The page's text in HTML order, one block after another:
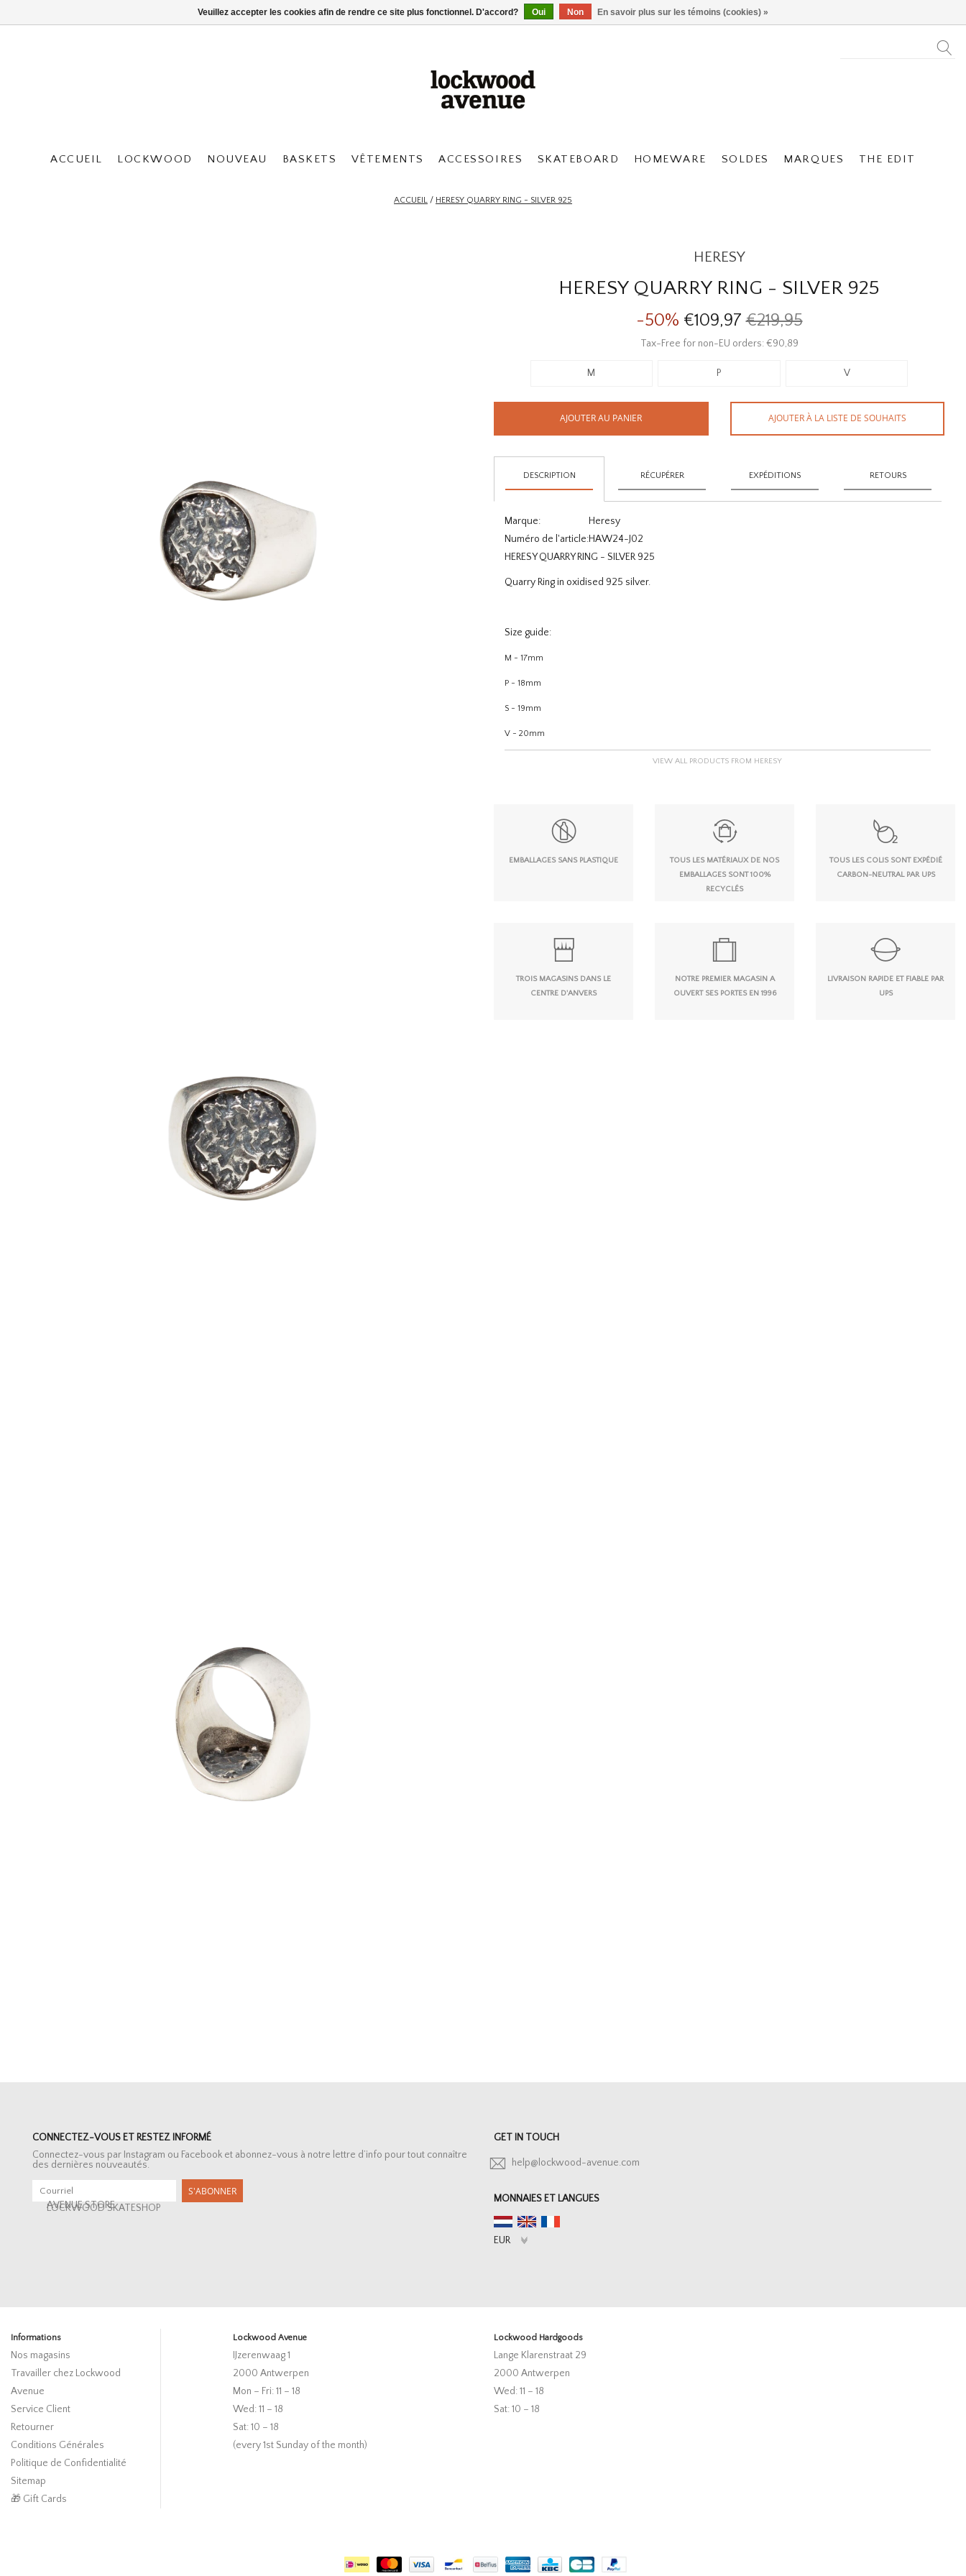
ACCUEIL LOCKWOOD NOUVEAU BASKETS VÊTEMENTS ACCESSOIRES SKATEBOARD HOMEWARE SOLDES MARQUES THE EDIT
ACCUEIL / HERESY QUARRY RING - SILVER 925
HERESY
HERESY QUARRY RING - SILVER 925
-50% €109,97€219,95
Tax-Free for non-EU orders: €90,89
M P V
AJOUTER AU PANIER AJOUTER À LA LISTE DE SOUHAITS
DESCRIPTION RÉCUPÉRER EXPÉDITIONS RETOURS
Marque:
Heresy
Numéro de l'article:HAW24-J02
HERESY QUARRY RING - SILVER 925
Quarry Ring in oxidised 925 silver.
Size guide:
M - 17mm
P - 18mm
S - 19mm
V - 20mm
VIEW ALL PRODUCTS FROM HERESY
EMBALLAGES SANS PLASTIQUE
TOUS LES MATÉRIAUX DE NOS
EMBALLAGES SONT 100%
RECYCLÉS
TOUS LES COLIS SONT EXPÉDIÉ
CARBON-NEUTRAL PAR UPS
TROIS MAGASINS DANS LE
CENTRE D'ANVERS
NOTRE PREMIER MAGASIN A
OUVERT SES PORTES EN 1996
LIVRAISON RAPIDE ET FIABLE PAR
UPS
CONNECTEZ-VOUS ET RESTEZ INFORMÉ
Connectez-vous par Instagram ou Facebook et abonnez-vous à notre lettre d’info pour tout connaître
des dernières nouveautés.
S'ABONNER
AVENUE STORE
LOCKWOOD SKATESHOP
GET IN TOUCH
help@lockwood-avenue.com
MONNAIES ET LANGUES
Informations
Nos magasins
Travailler chez Lockwood
Avenue
Service Client
Retourner
Conditions Générales
Politique de Confidentialité
Sitemap
🎁 Gift Cards
Lockwood Avenue
IJzerenwaag 1
2000 Antwerpen
Mon – Fri: 11 – 18
Wed: 11 – 18
Sat: 10 – 18
(every 1st Sunday of the month)
Lockwood Hardgoods
Lange Klarenstraat 29
2000 Antwerpen
Wed: 11 – 18
Sat: 10 – 18
Veuillez accepter les cookies afin de rendre ce site plus fonctionnel. D'accord? Oui Non En savoir plus sur les témoins (cookies) »